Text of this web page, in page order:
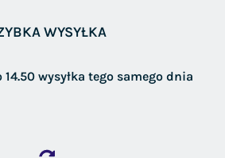
WYSYŁKA
wysyłka tego samego dnia